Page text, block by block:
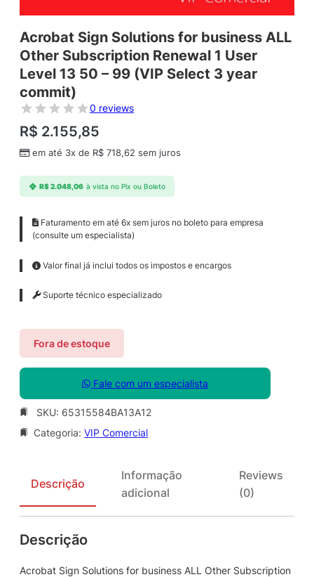
Acrobat Sign Solutions for business ALL
Other Subscription Renewal 1 User
Level 13 50 – 99 (VIP Select 3 year
commit)
0 reviews
R$ 2.155,85
em até 3x de R$ 718,62 sem juros
R$2.048,06 à vista no Pix ou Boleto
Faturamento em até 6x sem juros no boleto para empresa
(consulte um especialista)
Valor final já inclui todos os impostos e encargos
Suporte técnico especializado
Fora de estoque
Fale com um especialista
SKU: 65315584BA13A12
Categoria: VIP Comercial
Descrição
Informação
adicional
Reviews
(0)
Descrição
Acrobat Sign Solutions for business ALL Other Subscription